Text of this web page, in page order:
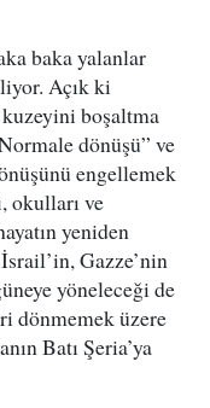
baka yalanlar
Açık ki
boşaltma
dönüşü” ve
engellemek
okulları ve
yeniden
Gazze’nin
yöneleceği de
dönmemek üzere
Batı Şeria’ya